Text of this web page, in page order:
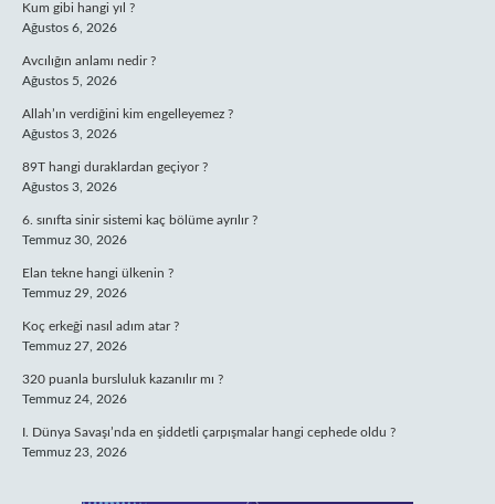
Kum gibi hangi yıl ?
Ağustos 6, 2026
Avcılığın anlamı nedir ?
Ağustos 5, 2026
Allah’ın verdiğini kim engelleyemez ?
Ağustos 3, 2026
89T hangi duraklardan geçiyor ?
Ağustos 3, 2026
6. sınıfta sinir sistemi kaç bölüme ayrılır ?
Temmuz 30, 2026
Elan tekne hangi ülkenin ?
Temmuz 29, 2026
Koç erkeği nasıl adım atar ?
Temmuz 27, 2026
320 puanla bursluluk kazanılır mı ?
Temmuz 24, 2026
I. Dünya Savaşı’nda en şiddetli çarpışmalar hangi cephede oldu ?
Temmuz 23, 2026